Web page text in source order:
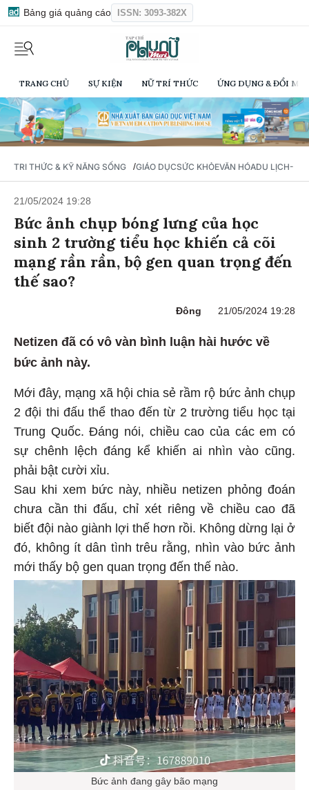
Bảng giá quảng cáo ISSN: 3093-382X
TRANG CHỦ SỰ KIỆN NỮ TRÍ THỨC ỨNG DỤNG & ĐỔI
TRI THỨC & KỸ NĂNG SỐNG /GIÁO DỤCSỨC KHỎEVĂN HÓADU LỊCH-
21/05/2024 19:28
Bức ảnh chụp bóng lưng của học
sinh 2 trường tiểu học khiến cả cõi
mạng rần rần, bộ gen quan trọng đến
thế sao?
Đông 21/05/2024 19:28
Netizen đã có vô vàn bình luận hài hước về
bức ảnh này.
Mới đây, mạng xã hội chia sẻ rầm rộ bức ảnh chụp
2 đội thi đấu thể thao đến từ 2 trường tiểu học tại
Trung Quốc. Đáng nói, chiều cao của các em có
sự chênh lệch đáng kể khiến ai nhìn vào cũng.
phải bật cười xỉu.
Sau khi xem bức này, nhiều netizen phỏng đoán
chưa cần thi đấu, chỉ xét riêng về chiều cao đã
biết đội nào giành lợi thế hơn rồi. Không dừng lại ở
đó, không ít dân tình trêu rằng, nhìn vào bức ảnh
mới thấy bộ gen quan trọng đến thế nào.
Bức ảnh đang gây bão mạng